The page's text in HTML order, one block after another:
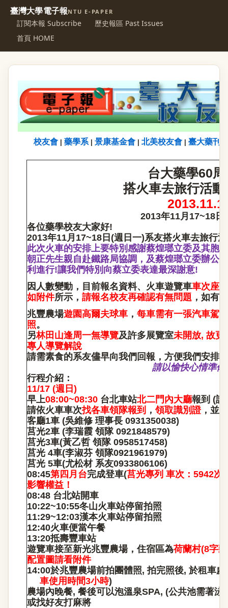
臺灣大學電子報NTU E-PAPER
訂閱本報 Subscribe
歷史報區 Past Issues
首頁 HOME
校友會 藥學系| 景康基金會 北美校友會 臺大藥刊
台大藥學60
搭火車去旅行活
2013年11月17~18日
各位藥學校友大家好!
2013年11月17~18日(週日一)系友搭火車去旅行
此次火車的安排上要特別感謝蔡煌瑯立委及其胞
朝正先生親自赴鐵路局協調 ， 及蔡煌瑯立委辦公
利進行!讓我們特別向蔡立委表達最深謝意!
因人數變動， 目前報名資料、火車遊覽車車次座
如附件所示， 請報名校友再確認有無問題 ，如有
兆豐農場遊園高爾夫球車， 每車需有一張汽車駕
照。
另林田山逢周一無導覽及許多展覽室未開放, 故更
專人導覽解說
請需素食的系友儘早向我們回報，方便我們安排。
請以愉快心情準備
行程介紹：
11/17 (週日)
早上08:00~08:30 台北車站北二門內大廳報到 (請
請依火車車次找各車領隊報到 ， 領取識別證， 並於
客廳1車 (吳維修 理事長 0931350038)
莒光2車 (李瑞霞 領隊 0921848579)
莒光3車(黃乙哲 領隊 0958517458)
莒光 4車(李淑芬 領隊0921961979)
莒光 5車(尤松材 系友0933806106)
08:45第四月台完成登車(莒光專列 車次：5942次
影響權益！
08:48 台北站開車
10:22~10:55冬山火車站停留拍照
11:29~12:03漢本火車站停留拍照
12:40火車便當午餐
13:20抵壽豐車站
遊覽車接至新光兆豐農場，住宿區為荷蘭村(8字
配置圖請看附件
14:00於兆豐農場前拍團體照, 拍完照後, 於租車
車使用時間3小時)
農場內晚餐, 餐後可以泡溫泉SPA, (公共池需著
或找好友打麻將